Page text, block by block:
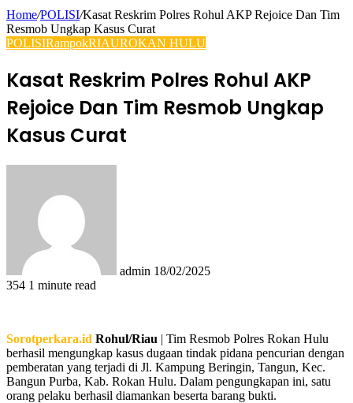
Home/POLISI/Kasat Reskrim Polres Rohul AKP Rejoice Dan Tim
Resmob Ungkap Kasus Curat
POLISIRampokRIAUROKAN HULU
Kasat Reskrim Polres Rohul AKP
Rejoice Dan Tim Resmob Ungkap
Kasus Curat
admin 18/02/2025
354 1 minute read
Sorotperkara.id Rohul/Riau | Tim Resmob Polres Rokan Hulu
berhasil mengungkap kasus dugaan tindak pidana pencurian dengan
pemberatan yang terjadi di Jl. Kampung Beringin, Tangun, Kec.
Bangun Purba, Kab. Rokan Hulu. Dalam pengungkapan ini, satu
orang pelaku berhasil diamankan beserta barang bukti.